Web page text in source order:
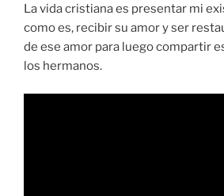
La vida cristiana es presentar mi
como es, recibir su amor y ser
de ese amor para luego compartir
los hermanos.